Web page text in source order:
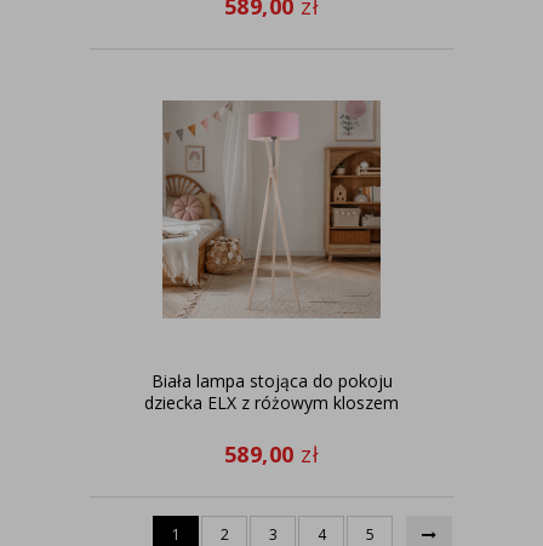
589,00 zł
Biała lampa stojąca do pokoju
dziecka ELX z różowym kloszem
589,00 zł
1 2 3 4 5